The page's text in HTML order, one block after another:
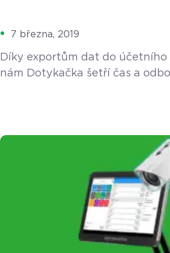
7 března, 2019
Díky exportům dat do účetního
nám Dotykačka šetří čas a
a otevřely si Vingl – vinný bar.
se zrodila ve chvíli, kdy si
osmihodinové sezení v